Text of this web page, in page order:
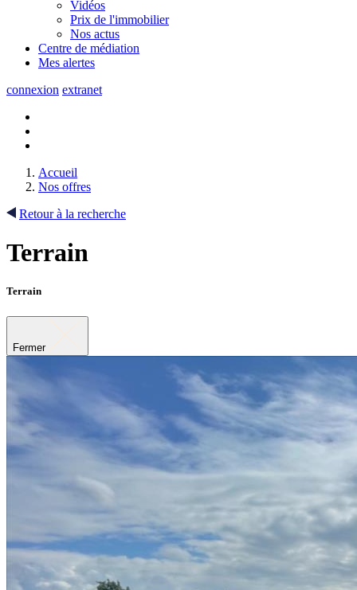
Vidéos
Prix de l'immobilier
Nos actus
Centre de médiation
Mes alertes
connexion extranet
Accueil
Nos offres
Retour à la recherche
Terrain
Terrain
Fermer